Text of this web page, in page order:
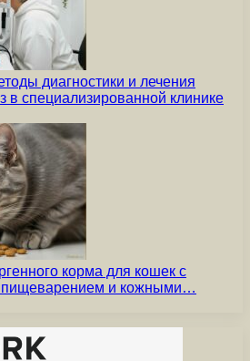
диагностики и лечения
в специализированной клинике
корма для кошек с
пищеварением и кожными…